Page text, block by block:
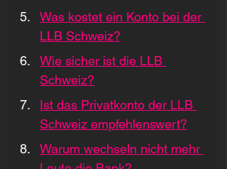
Was kostet ein Konto bei der
LLB Schweiz?
Wie sicher ist die LLB
Schweiz?
Ist das Privatkonto der LLB
Schweiz empfehlenswert?
Warum wechseln nicht mehr